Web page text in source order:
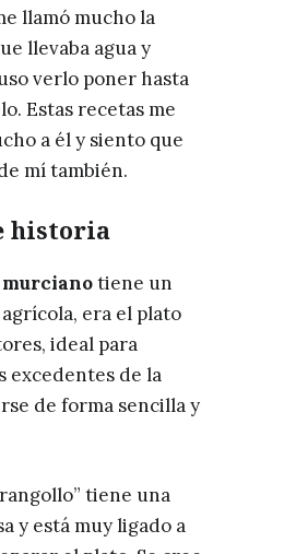
llamó mucho la
llevaba agua y
verlo poner hasta
Estas recetas me
a él y siento que
mí también.
historia
tiene un
era el plato
ideal para
excedentes de la
de forma sencilla y
tiene una
y está muy ligado a